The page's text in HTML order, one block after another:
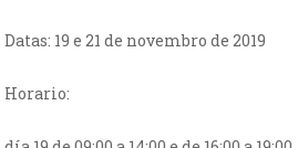
Datas: 19 e 21 de novembro de 2019
Horario: